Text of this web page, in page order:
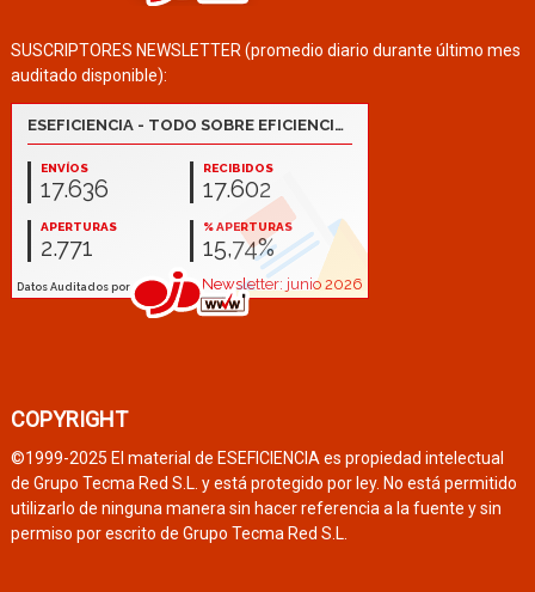
SUSCRIPTORES NEWSLETTER (promedio diario durante último mes
auditado disponible):
COPYRIGHT
©1999-2025 El material de ESEFICIENCIA es propiedad intelectual
de Grupo Tecma Red S.L. y está protegido por ley. No está permitido
utilizarlo de ninguna manera sin hacer referencia a la fuente y sin
permiso por escrito de Grupo Tecma Red S.L.